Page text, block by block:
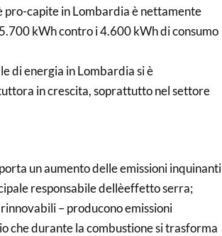
pro-capite in Lombardia è nettamente
kWh contro i 4.600 kWh di consumo
di energia in Lombardia si è
in crescita, soprattutto nel settore
un aumento delle emissioni inquinanti
responsabile dellèeffetto serra;
– producono emissioni
che durante la combustione si trasforma